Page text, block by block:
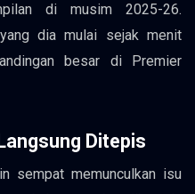
di musim 2025-26.
dia mulai sejak menit
besar di Premier
Ditepis
sempat memunculkan isu